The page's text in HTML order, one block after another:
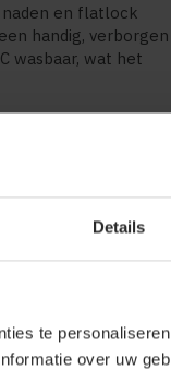
Details
te
over uw
en flatlock
handig, verborgen
wasbaar, wat het